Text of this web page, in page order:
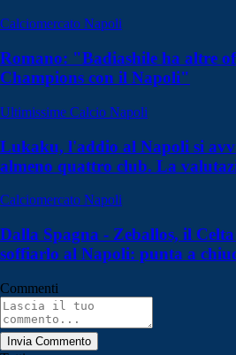
Calciomercato Napoli
Romano: "Badiashile ha altre
Champions con il Napoli"
Ultimissime Calcio Napoli
Lukaku, l'addio al Napoli si
almeno quattro club. La
Calciomercato Napoli
Dalla Spagna - Zeballos, il
soffiarlo al Napoli: punta a
Commenti
Invia Commento